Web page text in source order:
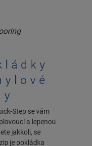
Step se vám
a lepenou
jakkoli, se
je pokládka